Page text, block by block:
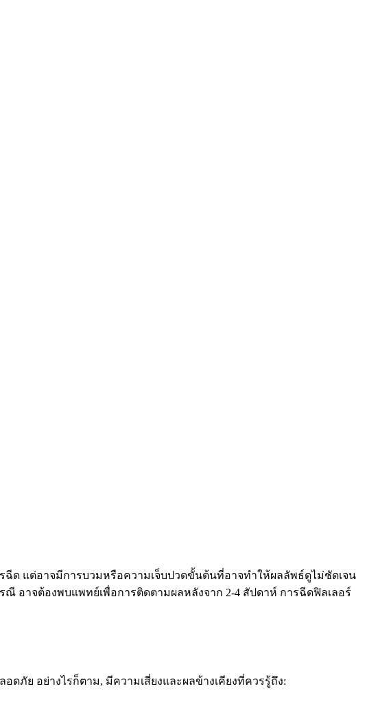
ฉีด แต่อาจมีการบวมหรือความเจ็บปวดขั้นต้นที่อาจทำให้ผลลัพธ์ดูไม่ชัดเจน
อาจต้องพบแพทย์เพื่อการติดตามผลหลังจาก 2-4 สัปดาห์ การฉีดฟิลเลอร์
ภัย อย่างไรก็ตาม, มีความเสี่ยงและผลข้างเคียงที่ควรรู้ถึง: